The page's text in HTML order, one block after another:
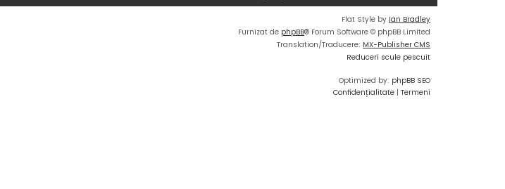
Flat Style by Ian Bradley
Furnizat de phpBB® Forum Software © phpBB Limited
Translation/Traducere: MX-Publisher CMS
Reduceri scule pescuit
Optimized by: phpBB SEO
Confidențialitate | Termeni